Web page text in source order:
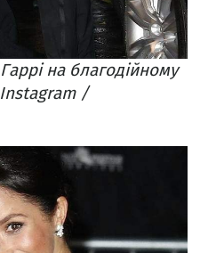
на благодійному
/